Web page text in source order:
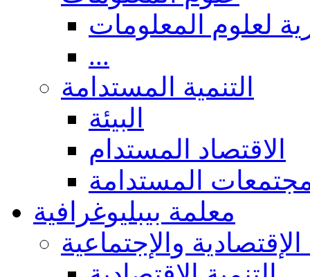
لعلوم المعلومات
...
التنمية المستدامة
البيئة
الاقتصاد المستدام
المستدامة
معلمة بيبليوغرافية
الإقتصادية والإجتماعية